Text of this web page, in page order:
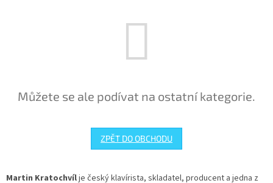
Můžete se ale podívat na ostatní kategorie.
ZPĚT DO OBCHODU
Martin Kratochvílje český klavírista, skladatel, producent a jedna z